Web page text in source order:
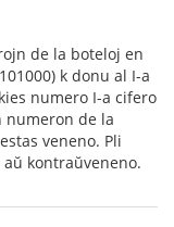
de la boteloj en
k donu al I-a
numero I-a cifero
numeron de la
veneno. Pli
kontraŭveneno.